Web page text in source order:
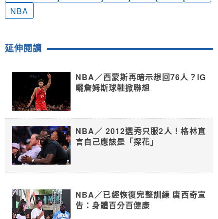
NBA
延伸閱讀
NBA／西蒙斯再暗示想回76人？IG
曬詹姆斯球鞋掀聯想
NBA／ 2012選秀只服2人！格林直
言自己應該是「探花」
NBA／已經恢復完整訓練 唐西奇宣
告：身體百分百健康